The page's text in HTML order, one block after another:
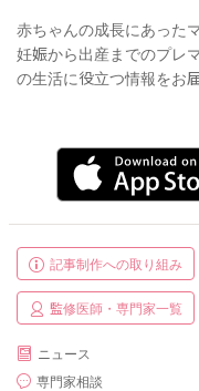
赤ちゃんの成長にあった
妊娠から出産までのプレ
の生活に役立つ情報をお
記事制作への取り組み
監修医師・専門家一覧
ニュース
専門家相談